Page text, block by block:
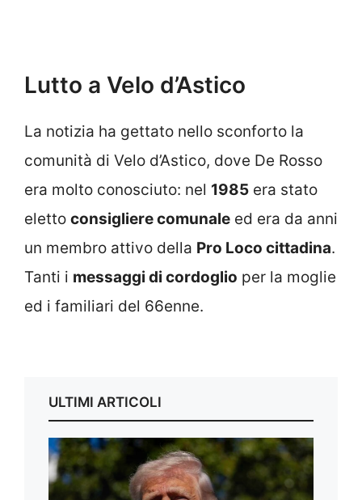
Lutto a Velo d’Astico
La notizia ha gettato nello sconforto la
comunità di Velo d’Astico, dove De Rosso
era molto conosciuto: nel 1985 era stato
eletto consigliere comunale ed era da anni
un membro attivo della Pro Loco cittadina.
Tanti i messaggi di cordoglio per la moglie
ed i familiari del 66enne.
ULTIMI ARTICOLI